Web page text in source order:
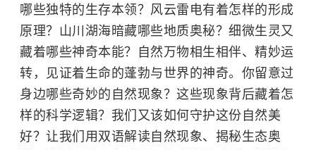
哪些独特的生存本领？风云雷电有着怎样的形成
原理？山川湖海暗藏哪些地质奥秘？细微生灵又
藏着哪些神奇本能？自然万物相生相伴、精妙运
转，见证着生命的蓬勃与世界的神奇。你留意过
身边哪些奇妙的自然现象？这些现象背后藏着怎
样的科学逻辑？我们又该如何守护这份自然美
好？让我们用双语解读自然现象、揭秘生态奥